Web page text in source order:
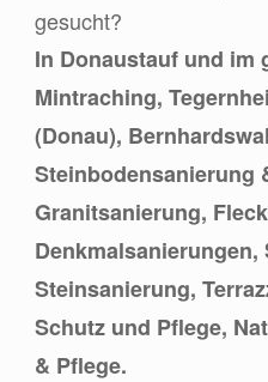
gesucht?
In Donaustauf und im
Mintraching,
(Donau),
Steinbodensanierung
Granitsanierung,
Steinsanierung,
Schutz und Pflege,
& Pflege.